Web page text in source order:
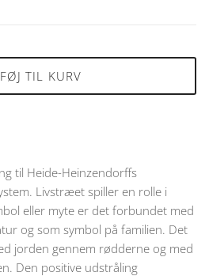
TIL KURV
til Heide-Heinzendorffs
Livstræet spiller en rolle i
eller myte er det forbundet med
og som symbol på familien. Det
jorden gennem rødderne og med
Den positive udstråling